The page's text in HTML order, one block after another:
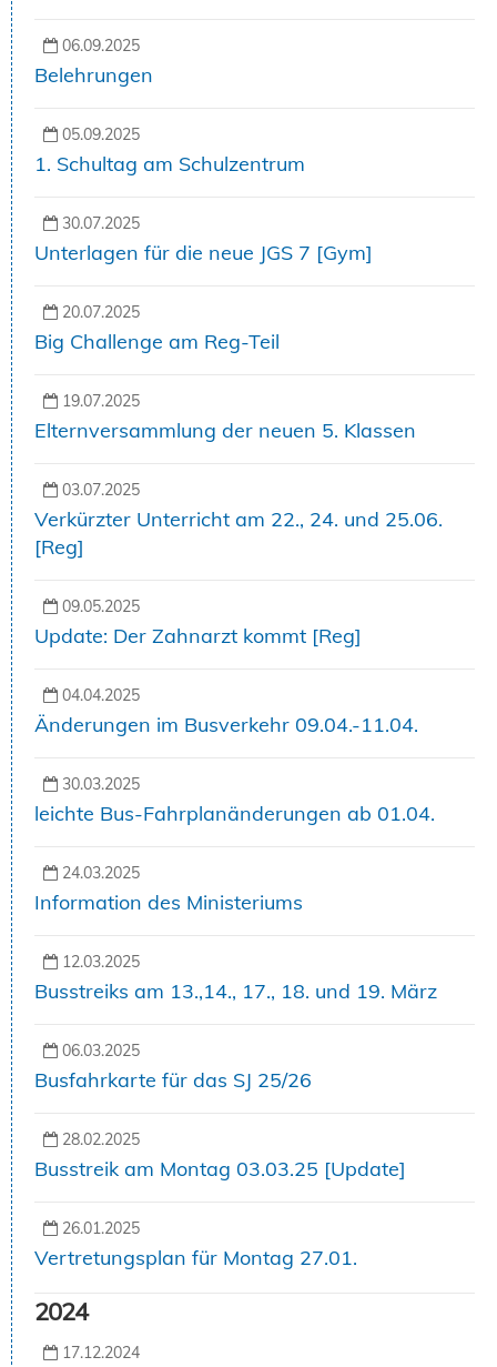
06.09.2025
Belehrungen
05.09.2025
1. Schultag am Schulzentrum
30.07.2025
Unterlagen für die neue JGS 7 [Gym]
20.07.2025
Big Challenge am Reg-Teil
19.07.2025
Elternversammlung der neuen 5. Klassen
03.07.2025
Verkürzter Unterricht am 22., 24. und 25.06.
[Reg]
09.05.2025
Update: Der Zahnarzt kommt [Reg]
04.04.2025
Änderungen im Busverkehr 09.04.-11.04.
30.03.2025
leichte Bus-Fahrplanänderungen ab 01.04.
24.03.2025
Information des Ministeriums
12.03.2025
Busstreiks am 13.,14., 17., 18. und 19. März
06.03.2025
Busfahrkarte für das SJ 25/26
28.02.2025
Busstreik am Montag 03.03.25 [Update]
26.01.2025
Vertretungsplan für Montag 27.01.
2024
17.12.2024